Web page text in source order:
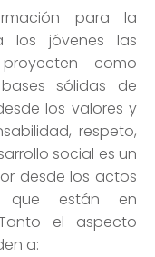
para la
los jóvenes las
como
sólidas de
los valores y
respeto,
social es un
desde los actos
que están en
el aspecto
a: